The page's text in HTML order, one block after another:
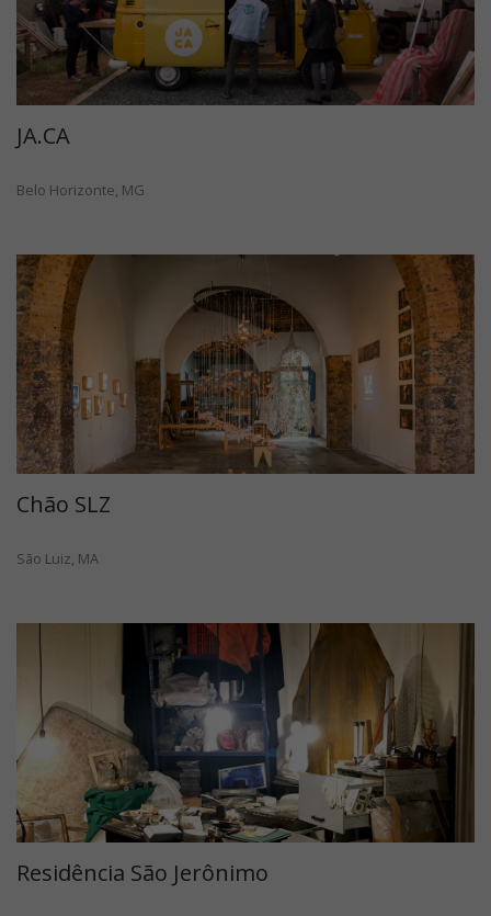
JA.CA
Belo Horizonte, MG
Chão SLZ
São Luiz, MA
Residência São Jerônimo